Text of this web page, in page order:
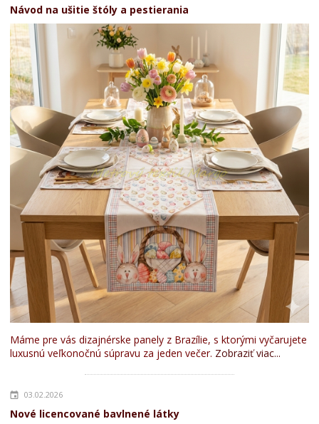
Návod na ušitie štóly a pestierania
Máme pre vás dizajnérske panely z Brazílie, s ktorými vyčarujete
luxusnú veľkonočnú súpravu za jeden večer. Zobraziť viac...
03.02.2026
Nové licencované bavlnené látky